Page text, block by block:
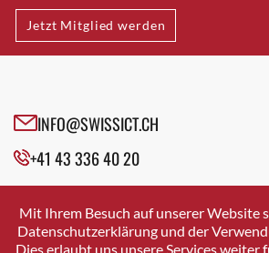
Bülach
Cazis
Cham
Davos Platz
Davos Platz 1
Dietikon
Dietlikon
Jetzt Mitglied werden
INFO@SWISSICT.CH
+41 43 336 40 20
SWISSICT
VULKANSTRASSE 120
8048 ZURICH
Mit Ihrem Besuch auf unserer Website
Datenschutzerklärung und der
Dies erlaubt uns unsere Services weiter